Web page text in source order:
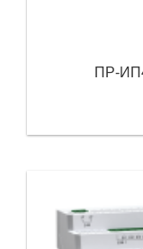
ПР-